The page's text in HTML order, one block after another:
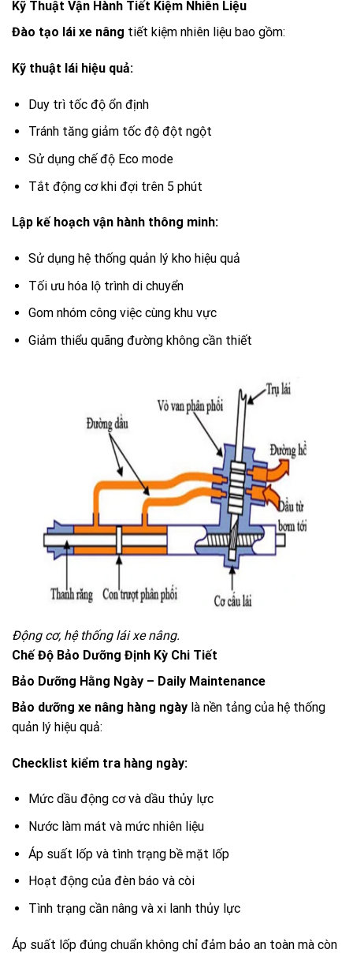
Kỹ Thuật Vận Hành Tiết Kiệm Nhiên Liệu
Đào tạo lái xe nâng tiết kiệm nhiên liệu bao gồm:
Kỹ thuật lái hiệu quả:
Duy trì tốc độ ổn định
Tránh tăng giảm tốc độ đột ngột
Sử dụng chế độ Eco mode
Tắt động cơ khi đợi trên 5 phút
Lập kế hoạch vận hành thông minh:
Sử dụng hệ thống quản lý kho hiệu quả
Tối ưu hóa lộ trình di chuyển
Gom nhóm công việc cùng khu vực
Giảm thiểu quãng đường không cần thiết
Động cơ, hệ thống lái xe nâng.
Chế Độ Bảo Dưỡng Định Kỳ Chi Tiết
Bảo Dưỡng Hằng Ngày – Daily Maintenance
Bảo dưỡng xe nâng hàng ngày là nền tảng của hệ thống
quản lý hiệu quả:
Checklist kiểm tra hàng ngày:
Mức dầu động cơ và dầu thủy lực
Nước làm mát và mức nhiên liệu
Áp suất lốp và tình trạng bề mặt lốp
Hoạt động của đèn báo và còi
Tình trạng cần nâng và xi lanh thủy lực
Áp suất lốp đúng chuẩn không chỉ đảm bảo an toàn mà còn